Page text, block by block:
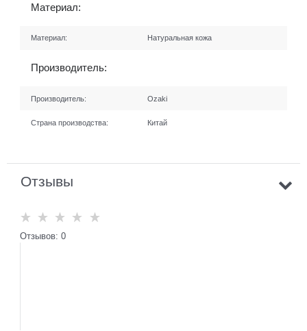
Материал:
Материал: Натуральная кожа
Производитель:
Производитель: Ozaki
Страна производства: Китай
Отзывы
Отзывов: 0